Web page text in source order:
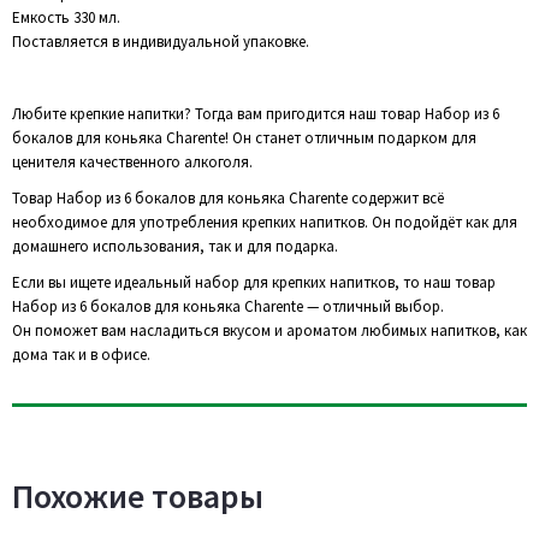
Емкость 330 мл.
Поставляется в индивидуальной упаковке.
Любите крепкие напитки? Тогда вам пригодится наш товар Набор из 6
бокалов для коньяка Charente! Он станет отличным подарком для
ценителя качественного алкоголя.
Товар Набор из 6 бокалов для коньяка Charente содержит всё
необходимое для употребления крепких напитков. Он подойдёт как для
домашнего использования, так и для подарка.
Если вы ищете идеальный набор для крепких напитков, то наш товар
Набор из 6 бокалов для коньяка Charente — отличный выбор.
Он поможет вам насладиться вкусом и ароматом любимых напитков, как
дома так и в офисе.
Похожие товары